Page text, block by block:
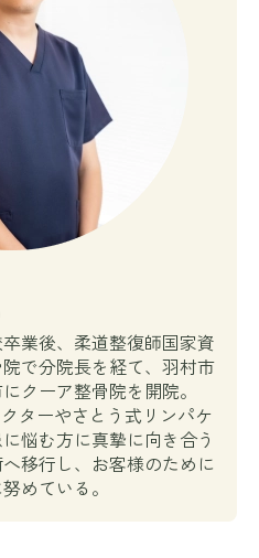
業後、柔道整復師国家資
で分院長を経て、羽村市
クーア整骨院を開院。
ターやさとう式リンパケ
悩む方に真摯に向き合う
移行し、お客様のために
めている。